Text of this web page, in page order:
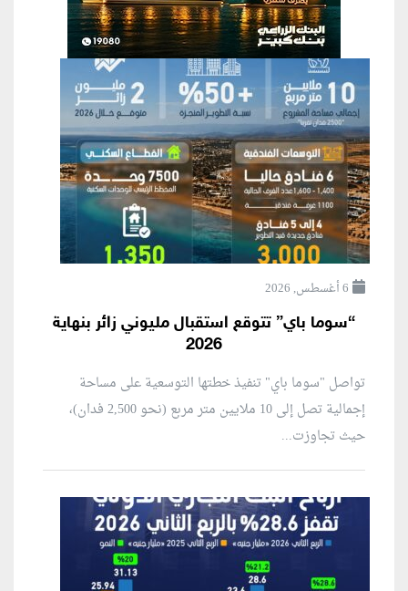
6 أغسطس, 2026
“سوما باي” تتوقع استقبال مليوني زائر بنهاية
2026
تواصل "سوما باي" تنفيذ خطتها التوسعية على مساحة
إجمالية تصل إلى 10 ملايين متر مربع (نحو 2,500 فدان)،
حيث تجاوزت...